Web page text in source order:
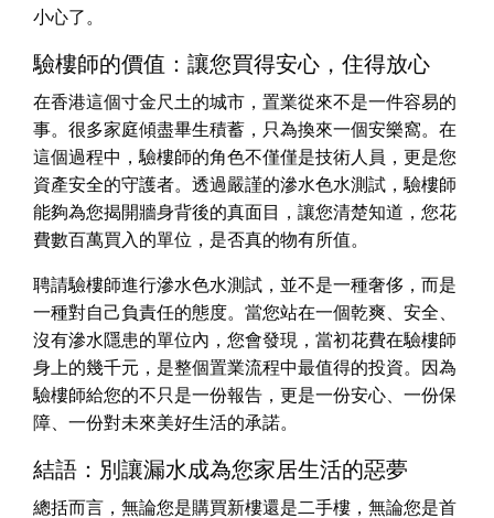
小心了。
驗樓師的價值：讓您買得安心，住得放心
在香港這個寸金尺土的城市，置業從來不是一件容易的
事。很多家庭傾盡畢生積蓄，只為換來一個安樂窩。在
這個過程中，驗樓師的角色不僅僅是技術人員，更是您
資產安全的守護者。透過嚴謹的滲水色水測試，驗樓師
能夠為您揭開牆身背後的真面目，讓您清楚知道，您花
費數百萬買入的單位，是否真的物有所值。
聘請驗樓師進行滲水色水測試，並不是一種奢侈，而是
一種對自己負責任的態度。當您站在一個乾爽、安全、
沒有滲水隱患的單位內，您會發現，當初花費在驗樓師
身上的幾千元，是整個置業流程中最值得的投資。因為
驗樓師給您的不只是一份報告，更是一份安心、一份保
障、一份對未來美好生活的承諾。
結語：別讓漏水成為您家居生活的惡夢
總括而言，無論您是購買新樓還是二手樓，無論您是首